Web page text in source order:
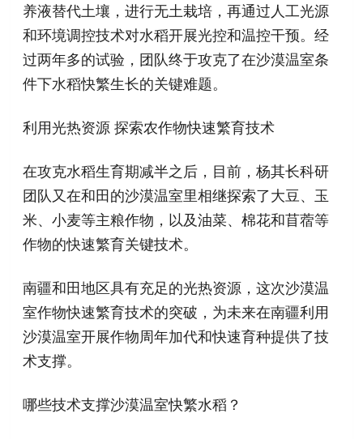
养液替代土壤，进行无土栽培，再通过人工光源
和环境调控技术对水稻开展光控和温控干预。经
过两年多的试验，团队终于攻克了在沙漠温室条
件下水稻快繁生长的关键难题。
利用光热资源 探索农作物快速繁育技术
在攻克水稻生育期减半之后，目前，杨其长科研
团队又在和田的沙漠温室里相继探索了大豆、玉
米、小麦等主粮作物，以及油菜、棉花和苜蓿等
作物的快速繁育关键技术。
南疆和田地区具有充足的光热资源，这次沙漠温
室作物快速繁育技术的突破，为未来在南疆利用
沙漠温室开展作物周年加代和快速育种提供了技
术支撑。
哪些技术支撑沙漠温室快繁水稻？